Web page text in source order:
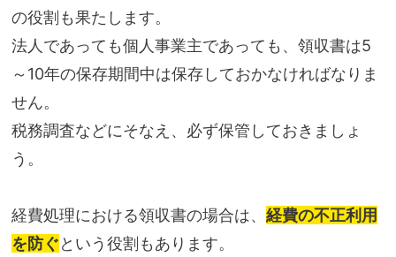
の役割も果たします。
法人であっても個人事業主であっても、領収書は5
～10年の保存期間中は保存しておかなければなりま
せん。
税務調査などにそなえ、必ず保管しておきましょ
う。
経費処理における領収書の場合は、 経費の不正利用
を防ぐという役割もあります。